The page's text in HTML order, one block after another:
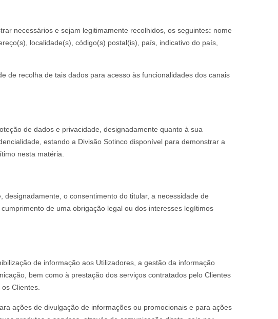
necessários e sejam legitimamente recolhidos, os seguintes: nome
localidade(s), código(s) postal(is), país, indicativo do país,
de recolha de tais dados para acesso às funcionalidades dos canais
de dados e privacidade, designadamente quanto à sua
estando a Divisão Sotinco disponível para demonstrar a
nesta matéria.
o consentimento do titular, a necessidade de
de uma obrigação legal ou dos interesses legítimos
de informação aos Utilizadores, a gestão da informação
bem como à prestação dos serviços contratados pelo Clientes
Clientes.
ações de divulgação de informações ou promocionais e para ações